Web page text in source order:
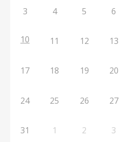
3 4 5 6
10 11 12 13
17 18 19 20
24 25 26 27
31 1 2 3